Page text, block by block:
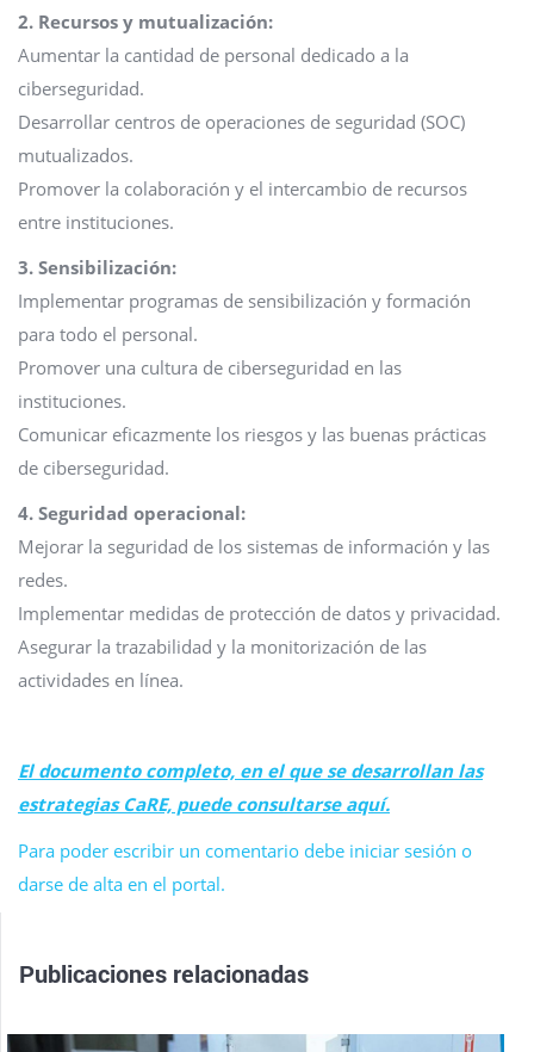
2. Recursos y mutualización:
Aumentar la cantidad de personal dedicado a la
ciberseguridad.
Desarrollar centros de operaciones de seguridad (SOC)
mutualizados.
Promover la colaboración y el intercambio de recursos
entre instituciones.
3. Sensibilización:
Implementar programas de sensibilización y formación
para todo el personal.
Promover una cultura de ciberseguridad en las
instituciones.
Comunicar eficazmente los riesgos y las buenas prácticas
de ciberseguridad.
4. Seguridad operacional:
Mejorar la seguridad de los sistemas de información y las
redes.
Implementar medidas de protección de datos y privacidad.
Asegurar la trazabilidad y la monitorización de las
actividades en línea.
El documento completo, en el que se desarrollan las
estrategias CaRE, puede consultarse aquí.
Para poder escribir un comentario debe iniciar sesión o
darse de alta en el portal.
Publicaciones relacionadas